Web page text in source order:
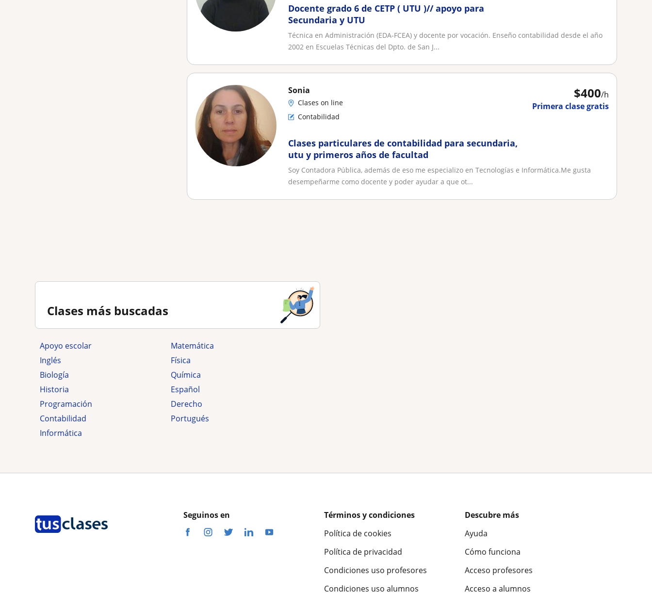
Docente grado 6 de CETP ( UTU )// apoyo para
Secundaria y UTU
Técnica en Administración (EDA-FCEA) y docente por vocación. Enseño contabilidad desde el año
2002 en Escuelas Técnicas del Dpto. de San J...
$400/h
Primera clase gratis
Sonia
Clases on line
Contabilidad
Clases particulares de contabilidad para secundaria,
utu y primeros años de facultad
Soy Contadora Pública, además de eso me especializo en Tecnologías e Informática.Me gusta
desempeñarme como docente y poder ayudar a que ot...
Clases más buscadas
Apoyo escolar
Matemática
Inglés
Física
Biología
Química
Historia
Español
Programación
Derecho
Contabilidad
Portugués
Informática
Seguinos en
Términos y condiciones
Política de cookies
Política de privacidad
Condiciones uso profesores
Condiciones uso alumnos
Descubre más
Ayuda
Cómo funciona
Acceso profesores
Acceso a alumnos